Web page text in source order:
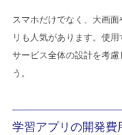
スマホだけでなく、大画
リも人気があります。使
サービス全体の設計を考
う。
学習アプリの開発費